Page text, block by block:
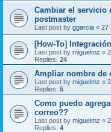
Cambiar el servicio
postmaster
Last post by ggarcia « 27
[How-To]
Last post by miguelmz «
Replies: 24
Ampliar nombre de
Last post by miguelmz «
Replies: 5
Como puedo
correo??
Last post by miguelmz «
Replies: 4